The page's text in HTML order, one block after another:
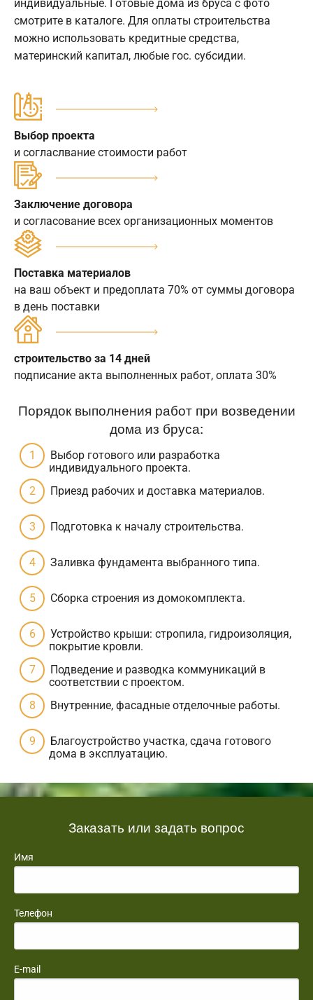
индивидуальные. Готовые дома из бруса с фото
смотрите в каталоге. Для оплаты строительства
можно использовать кредитные средства,
материнский капитал, любые гос. субсидии.
Выбор проекта
и согласлвание стоимости работ
Заключение договора
и согласование всех организационных моментов
Поставка материалов
на ваш объект и предоплата 70% от суммы договора
в день поставки
строительство за 14 дней
подписание акта выполненных работ, оплата 30%
Порядок выполнения работ при возведении
дома из бруса:
Выбор готового или разработка
индивидуального проекта.
Приезд рабочих и доставка материалов.
Подготовка к началу строительства.
Заливка фундамента выбранного типа.
Сборка строения из домокомплекта.
Устройство крыши: стропила, гидроизоляция,
покрытие кровли.
Подведение и разводка коммуникаций в
соответствии с проектом.
Внутренние, фасадные отделочные работы.
Благоустройство участка, сдача готового
дома в эксплуатацию.
Заказать или задать вопрос
Имя
Телефон
E-mail